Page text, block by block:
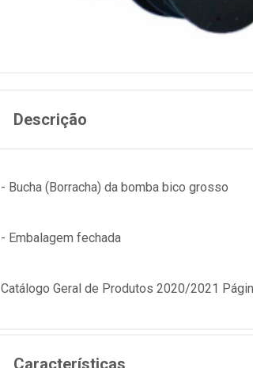
Descrição
- Bucha (Borracha) da bomba bico grosso
- Embalagem fechada
Catálogo Geral de Produtos 2020/2021
Características